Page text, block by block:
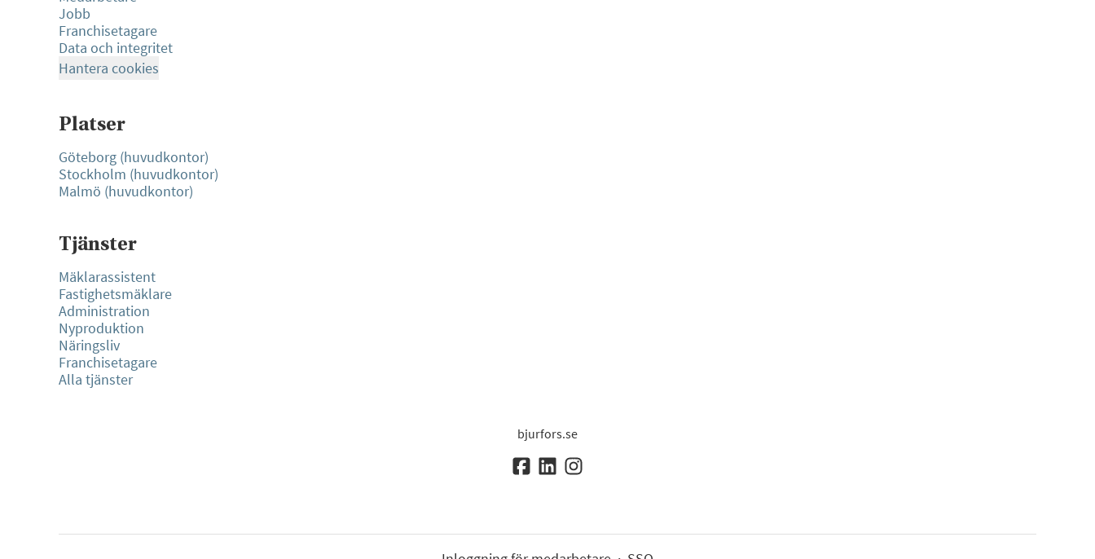
Jobb
Franchisetagare
Data och integritet
Hantera cookies
Platser
Göteborg (huvudkontor)
Stockholm (huvudkontor)
Malmö (huvudkontor)
Tjänster
Mäklarassistent
Fastighetsmäklare
Administration
Nyproduktion
Näringsliv
Franchisetagare
Alla tjänster
bjurfors.se